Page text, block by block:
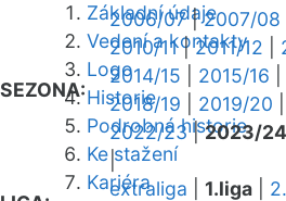
Základní údaje
Vedení a kontakty
Logo
Historie
Podrobná historie
Ke stažení
Kariéra
SEZONA:
2006/07|2007/08
2010/11|2011/12
2014/15
2015/16
2018/19
2019/20
2022/23|2023/24
|
extraliga 1.liga